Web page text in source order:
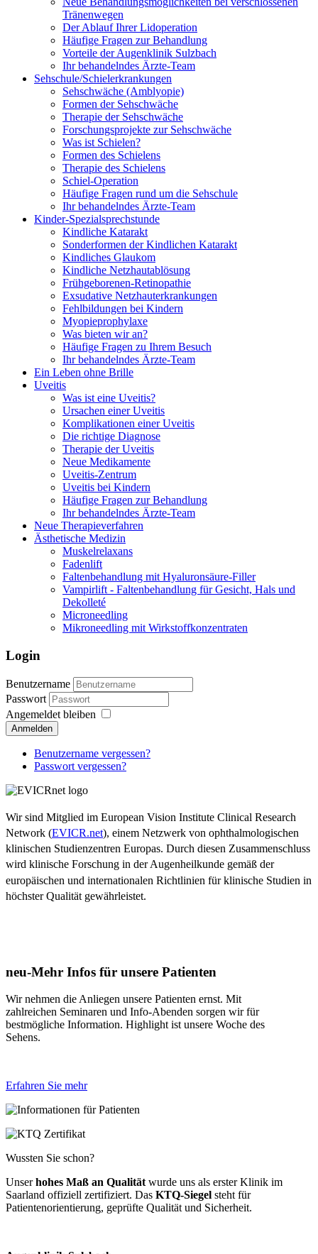
Tränenwegen
Der Ablauf Ihrer Lidoperation
Häufige Fragen zur Behandlung
Vorteile der Augenklinik Sulzbach
Ihr behandelndes Ärzte-Team
Sehschule/Schielerkrankungen
Sehschwäche (Amblyopie)
Formen der Sehschwäche
Therapie der Sehschwäche
Forschungsprojekte zur Sehschwäche
Was ist Schielen?
Formen des Schielens
Therapie des Schielens
Schiel-Operation
Häufige Fragen rund um die Sehschule
Ihr behandelndes Ärzte-Team
Kinder-Spezialsprechstunde
Kindliche Katarakt
Sonderformen der Kindlichen Katarakt
Kindliches Glaukom
Kindliche Netzhautablösung
Frühgeborenen-Retinopathie
Exsudative Netzhauterkrankungen
Fehlbildungen bei Kindern
Myopieprophylaxe
Was bieten wir an?
Häufige Fragen zu Ihrem Besuch
Ihr behandelndes Ärzte-Team
Ein Leben ohne Brille
Uveitis
Was ist eine Uveitis?
Ursachen einer Uveitis
Komplikationen einer Uveitis
Die richtige Diagnose
Therapie der Uveitis
Neue Medikamente
Uveitis-Zentrum
Uveitis bei Kindern
Häufige Fragen zur Behandlung
Ihr behandelndes Ärzte-Team
Neue Therapieverfahren
Ästhetische Medizin
Muskelrelaxans
Fadenlift
Faltenbehandlung mit Hyaluronsäure-Filler
Vampirlift - Faltenbehandlung für Gesicht, Hals und
Dekolleté
Microneedling
Mikroneedling mit Wirkstoffkonzentraten
Login
Benutzername
Passwort
Angemeldet bleiben
Anmelden
Benutzername vergessen?
Passwort vergessen?
Wir sind Mitglied im European Vision Institute Clinical Research
Network (EVICR.net), einem Netzwerk von ophthalmologischen
klinischen Studienzentren Europas. Durch diesen Zusammenschluss
wird klinische Forschung in der Augenheilkunde gemäß der
europäischen und internationalen Richtlinien für klinische Studien in
höchster Qualität gewährleistet.
neu-Mehr Infos für unsere Patienten
Wir nehmen die Anliegen unsere Patienten ernst. Mit
zahlreichen Seminaren und Info-Abenden sorgen wir für
bestmögliche Information. Highlight ist unsere Woche des
Sehens.
Erfahren Sie mehr
Wussten Sie schon?
Unserhohes Maß an Qualität wurde uns als erster Klinik im
Saarland offiziell zertifiziert. Das KTQ-Siegel steht für
Patientenorientierung, geprüfte Qualität und Sicherheit.